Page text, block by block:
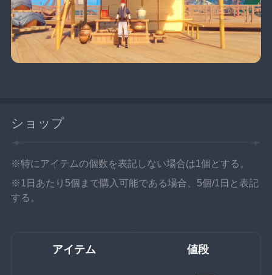
ショップ
※特にアイテムの個数を表記しない場合は1個とする。
※1日あたり5個まで購入可能である場合、5個/1日と表記
する。
アイテム 値段